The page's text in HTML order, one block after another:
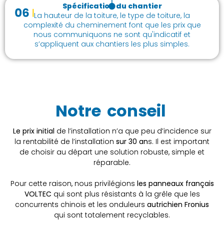
Spécification du chantier
La hauteur de la toiture, le type de toiture, la
complexité du cheminement font que les prix que
nous communiquons ne sont qu'indicatif et
s’appliquent aux chantiers les plus simples.
Notre conseil
Le prix initial de l’installation n’a que peu d’incidence sur
la rentabilité de l’installation sur 30 ans. Il est important
de choisir au départ une solution robuste, simple et
réparable.
Pour cette raison, nous privilégions les panneaux français
VOLTEC qui sont plus résistants à la grêle que les
concurrents chinois et les onduleurs autrichien Fronius
qui sont totalement recyclables.